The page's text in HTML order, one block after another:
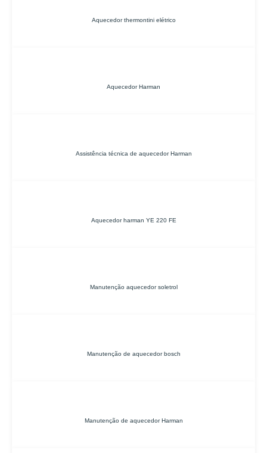
Aquecedor thermontini elétrico
Aquecedor Harman
Assistência técnica de aquecedor Harman
Aquecedor harman YE 220 FE
Manutenção aquecedor soletrol
Manutenção de aquecedor bosch
Manutenção de aquecedor Harman